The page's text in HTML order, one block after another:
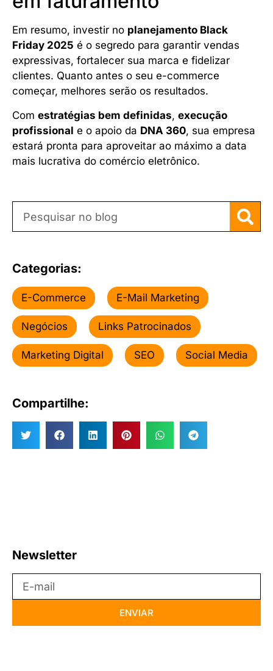
Em resumo, investir no planejamento Black
Friday 2025 é o segredo para garantir vendas
expressivas, fortalecer sua marca e fidelizar
clientes. Quanto antes o seu e-commerce
começar, melhores serão os resultados.
Com estratégias bem definidas, execução
profissional e o apoio da DNA 360, sua empresa
estará pronta para aproveitar ao máximo a data
mais lucrativa do comércio eletrônico.
Categorias:
E-Commerce E-Mail Marketing
Negócios Links Patrocinados
Marketing Digital SEO Social Media
Compartilhe:
Newsletter
ENVIAR